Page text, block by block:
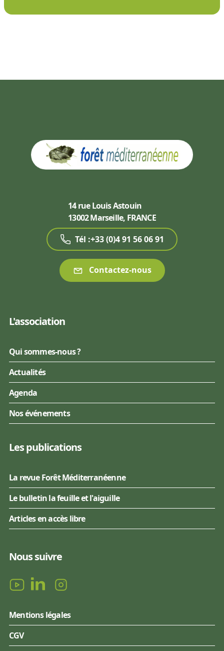
14 rue Louis Astouin
13002 Marseille, FRANCE
Tél :+33 (0)4 91 56 06 91
Contactez-nous
L'association
Qui sommes-nous ?
Actualités
Agenda
Nos événements
Les publications
La revue Forêt Méditerranéenne
Le bulletin la feuille et l'aiguille
Articles en accès libre
Nous suivre
Mentions légales
CGV